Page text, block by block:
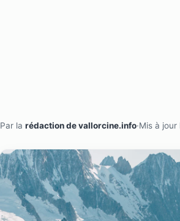
Par la rédaction de vallorcine.info·Mis à jour